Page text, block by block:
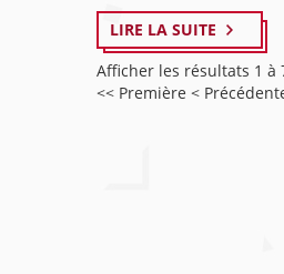
LIRE LA SUITE
Afficher les résultats 1 à
<< Première <